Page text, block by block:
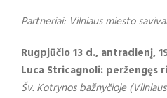
Partneriai: Vilniaus miesto
Rugpjūčio 13 d., antradienį,
Luca Stricagnoli: peržengęs
Šv. Kotrynos bažnyčioje